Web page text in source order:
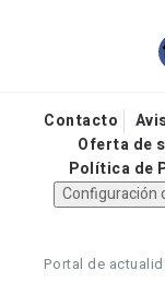
Contacto
Oferta de
Política de
Configuración
Portal de